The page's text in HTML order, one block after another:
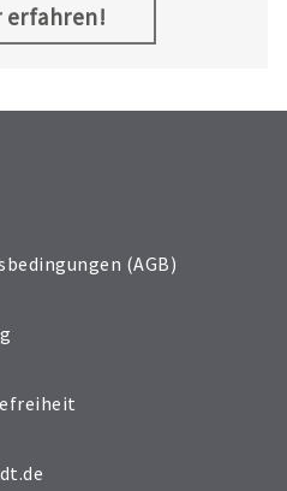
erfahren!
(AGB)